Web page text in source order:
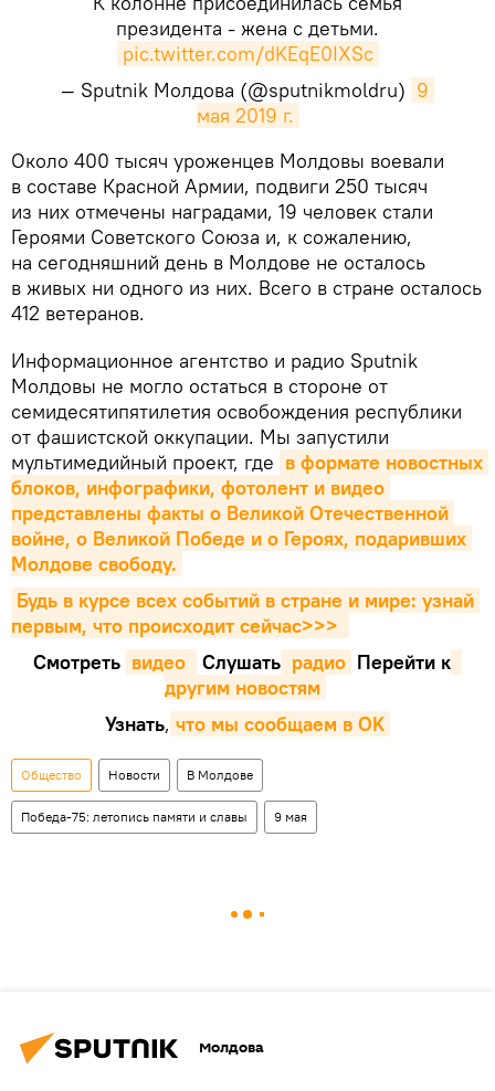
президента - жена с детьми.
pic.twitter.com/dKEqE0IXSc
— Sputnik Молдова (@sputnikmoldru) 9
мая 2019 г.
​Около 400 тысяч уроженцев Молдовы воевали
в составе Красной Армии, подвиги 250 тысяч
из них отмечены наградами, 19 человек стали
Героями Советского Союза и, к сожалению,
на сегодняшний день в Молдове не осталось
в живых ни одного из них. Всего в стране осталось
412 ветеранов.
Информационное агентство и радио Sputnik
Молдовы не могло остаться в стороне от
семидесятипятилетия освобождения республики
от фашистской оккупации. Мы запустили
мультимедийный проект, где в формате новостных
блоков, инфографики, фотолент и видео
представлены факты о Великой Отечественной
войне, о Великой Победе и о Героях, подаривших
Молдове свободу.
Будь в курсе всех событий в стране и мире: узнай
первым, что происходит сейчаc>>>
Смотреть видео Cлушать радио Перейти к
другим новостям
Узнать, что мы сообщаем в OK
Общество Новости В Молдове
Победа-75: летопись памяти и славы 9 мая
Молдова